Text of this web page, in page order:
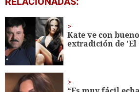
seconds
minute,
20
seconds
Kate ve con
extradición de 'El